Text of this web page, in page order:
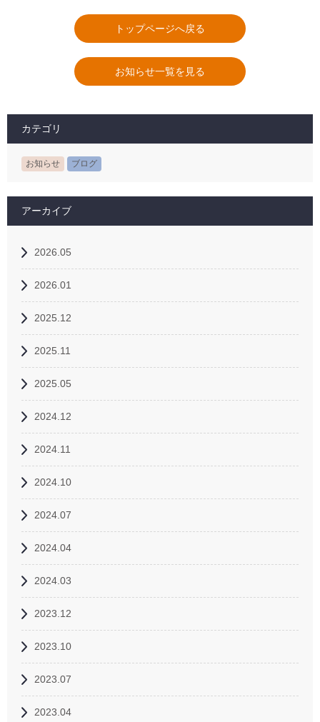
トップページへ戻る
お知らせ一覧を見る
カテゴリ
お知らせ ブログ
アーカイブ
2026.05
2026.01
2025.12
2025.11
2025.05
2024.12
2024.11
2024.10
2024.07
2024.04
2024.03
2023.12
2023.10
2023.07
2023.04